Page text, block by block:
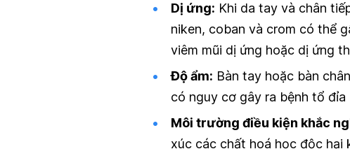
Dị ứng: Khi da tay và chân
niken, coban và crom có thể
viêm mũi dị ứng hoặc dị ứng
Độ ẩm: Bàn tay hoặc bàn
có nguy cơ gây ra bệnh tổ đỉa
Môi trường điều kiện khắc
xúc các chất hoá học độc hại